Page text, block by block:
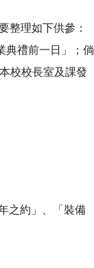
整理如下供參：
典禮前一日」；倘
校校長室及課發
之約」、「裝備